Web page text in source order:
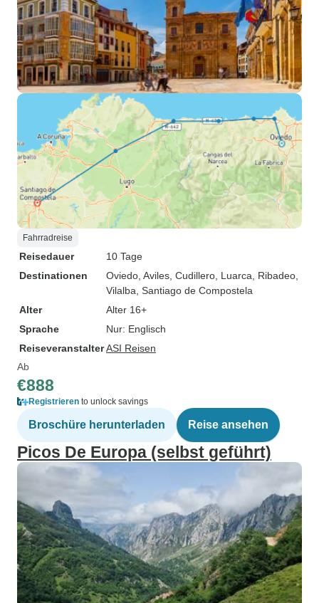
Fahrradreise
Reisedauer
10 Tage
Destinationen
Oviedo , Aviles , Cudillero , Luarca , Ribadeo
Vilalba , Santiago de Compostela
Alter
Alter 16+
Sprache
Nur: Englisch
ReiseveranstalterASI Reisen
Ab
€888
Registrieren to unlock savings
Broschüre herunterladen Reise ansehen
Picos De Europa (selbst geführt)